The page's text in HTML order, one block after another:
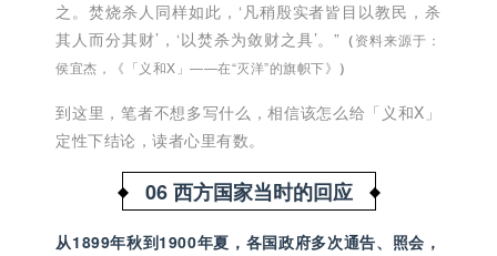
之。焚烧杀人同样如此，‘凡稍殷实者皆目以教民，杀
其人而分其财’，‘以焚杀为敛财之具’。” （资料来源于：
侯宜杰，《「义和X」——在“灭洋”的旗帜下》 ）
到这里，笔者不想多写什么，相信该怎么给「义和X」
定性下结论，读者心里有数。
06 西方国家当时的回应
从1899年秋到1900年夏，各国政府多次通告、照会，